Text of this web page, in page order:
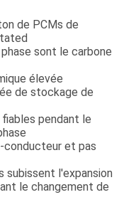
de PCMs de
sont le carbone
élevée
de stockage de
pendant le
conducteur et pas
subissent l'expansion
le changement de